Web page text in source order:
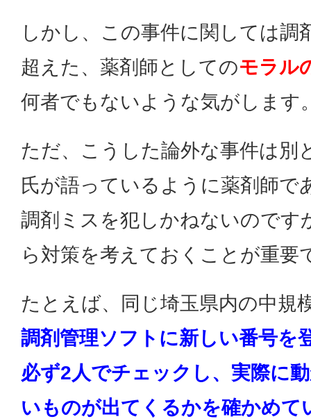
しかし、この事件に関しては調
超えた、薬剤師としてのモラル
何者でもないような気がします
ただ、こうした論外な事件は別
氏が語っているように薬剤師で
調剤ミスを犯しかねないのです
ら対策を考えておくことが重要
たとえば、同じ埼玉県内の中規
調剤管理ソフトに新しい番号を
必ず2人でチェックし、実際に
いものが出てくるかを確かめて